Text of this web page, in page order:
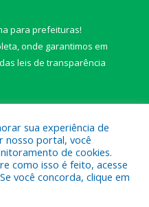
para prefeituras!
onde garantimos em
leis de transparência
câmara de Paragominas.
sua experiência de
nosso portal, você
de cookies.
como isso é feito, acesse
você concorda, clique em